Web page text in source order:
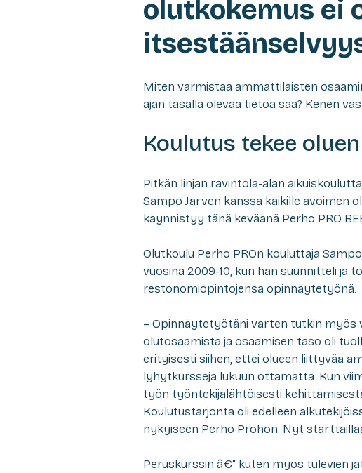
olutkokemus ei
Miten varmistaa ammattilaisten
ajan tasalla olevaa tietoa saa? Kenen
Koulutus tekee
Pitkän linjan ravintola-alan
Sampo Järven kanssa kaikille avoimen
käynnistyy tänä keväänä Perho PRO
Olutkoulu Perho PROn kouluttaja
vuosina 2009-10, kun hän suunnitteli ja
restonomiopintojensa opinnäytetyönä.
– Opinnäytetyötäni varten tutkin myös
olutosaamista ja osaamisen taso oli
erityisesti siihen, ettei olueen liittyvää
lyhytkursseja lukuun ottamatta. Kun
työn työntekijälähtöisesti
Koulutustarjonta oli edelleen
nykyiseen Perho Prohon. Nyt
Peruskurssin â€“ kuten myös tulevien